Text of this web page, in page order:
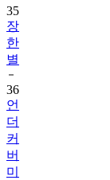
35
장
한
별
36
언
더
커
버
미